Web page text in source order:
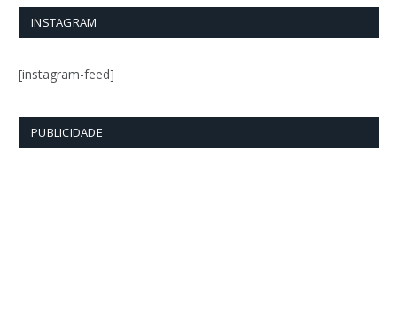
INSTAGRAM
[instagram-feed]
PUBLICIDADE